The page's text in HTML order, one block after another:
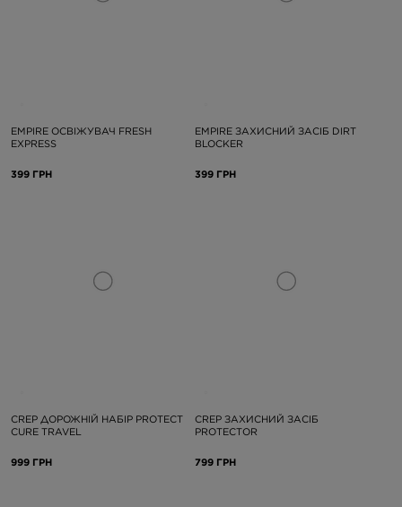
EMPIRE ОСВІЖУВАЧ FRESH
EXPRESS
399 ГРН
EMPIRE ЗАХИСНИЙ ЗАСІБ DIRT
BLOCKER
399 ГРН
CREP ДОРОЖНІЙ НАБІР PROTECT
CURE TRAVEL
999 ГРН
CREP ЗАХИСНИЙ ЗАСІБ
PROTECTOR
799 ГРН